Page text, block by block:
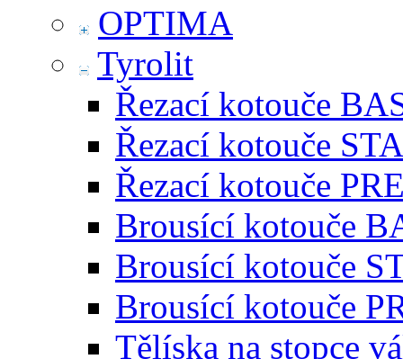
OPTIMA
Tyrolit
Řezací kotouče
Řezací kotouče
Řezací kotouče
Brousící kotouče
Brousící kotouče
Brousící kotouče
Tělíska na stopce